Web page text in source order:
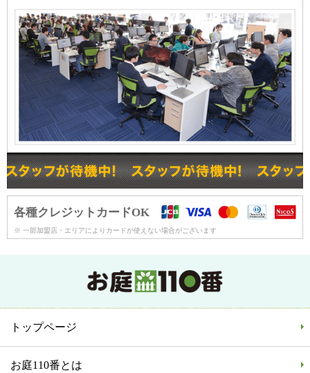
各種クレジットカードOK
※ 一部加盟店・エリアによりカードが使えない場合がございます
トップページ
お庭110番とは